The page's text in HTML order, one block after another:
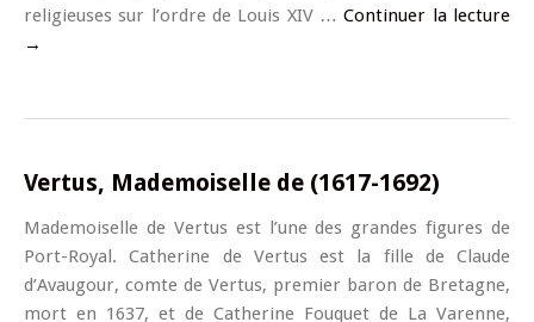
religieuses sur l’ordre de Louis XIV …Continuer la lecture
→
Vertus, Mademoiselle de (1617-1692)
Mademoiselle de Vertus est l’une des grandes figures de
Port-Royal. Catherine de Vertus est la fille de Claude
d’Avaugour, comte de Vertus, premier baron de Bretagne,
mort en 1637, et de Catherine Fouquet de La Varenne,